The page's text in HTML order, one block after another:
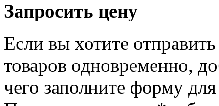
Запросить цену
Если вы хотите
товаров одновременно,
чего заполните форму